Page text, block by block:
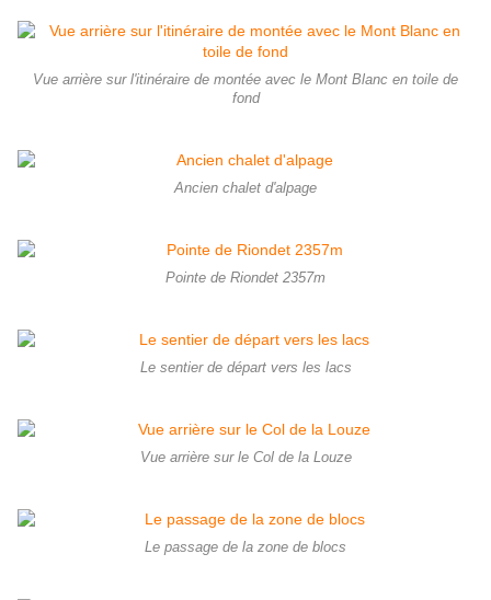
Vue arrière sur l'itinéraire de montée avec le Mont Blanc en toile de
fond
Ancien chalet d'alpage
Pointe de Riondet 2357m
Le sentier de départ vers les lacs
Vue arrière sur le Col de la Louze
Le passage de la zone de blocs